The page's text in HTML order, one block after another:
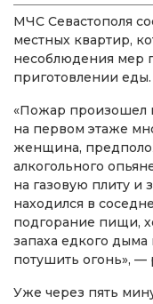
МЧС Севастополя
местных квартир,
несоблюдения мер
приготовлении еды.
«Пожар произошел
на первом этаже
женщина,
алкогольного
на газовую плиту и
находился в
подгорание пищи,
запаха едкого дыма
потушить огонь», —
Уже через пять